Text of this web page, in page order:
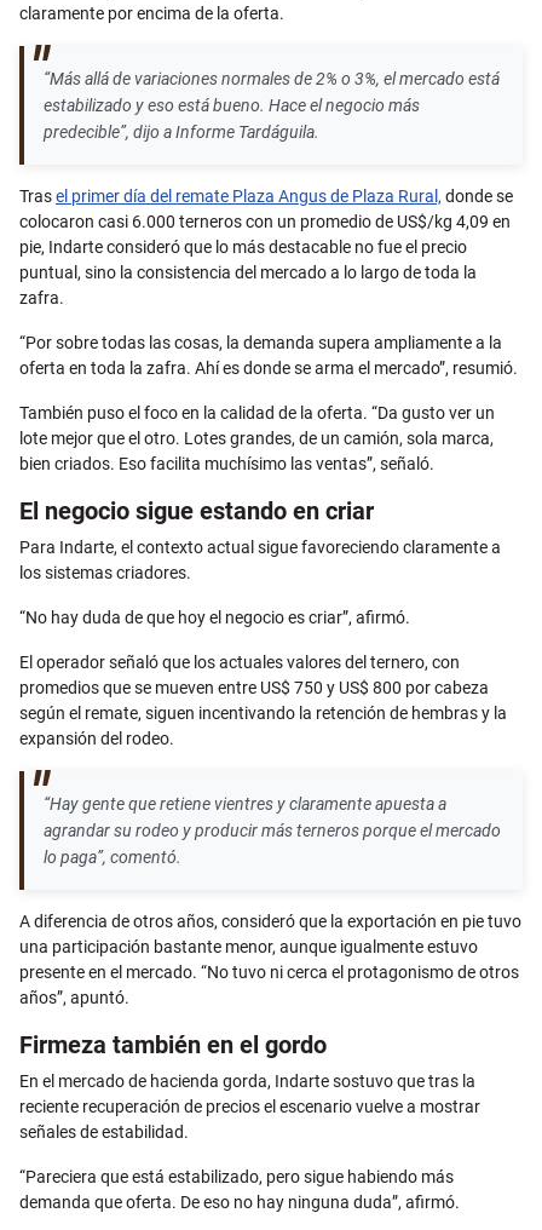
claramente por encima de la oferta.
“Más allá de variaciones normales de 2% o 3%, el mercado está
estabilizado y eso está bueno. Hace el negocio más
predecible”, dijo a Informe Tardáguila.
Trasel primer día del remate Plaza Angus de Plaza Rural, donde se
colocaron casi 6.000 terneros con un promedio de US$/kg 4,09 en
pie, Indarte consideró que lo más destacable no fue el precio
puntual, sino la consistencia del mercado a lo largo de toda la
zafra.
“Por sobre todas las cosas, la demanda supera ampliamente a la
oferta en toda la zafra. Ahí es donde se arma el mercado”, resumió.
También puso el foco en la calidad de la oferta. “Da gusto ver un
lote mejor que el otro. Lotes grandes, de un camión, sola marca,
bien criados. Eso facilita muchísimo las ventas”, señaló.
El negocio sigue estando en criar
Para Indarte, el contexto actual sigue favoreciendo claramente a
los sistemas criadores.
“No hay duda de que hoy el negocio es criar”, afirmó.
El operador señaló que los actuales valores del ternero, con
promedios que se mueven entre US$ 750 y US$ 800 por cabeza
según el remate, siguen incentivando la retención de hembras y la
expansión del rodeo.
“Hay gente que retiene vientres y claramente apuesta a
agrandar su rodeo y producir más terneros porque el mercado
lo paga”, comentó.
A diferencia de otros años, consideró que la exportación en pie tuvo
una participación bastante menor, aunque igualmente estuvo
presente en el mercado. “No tuvo ni cerca el protagonismo de otros
años”, apuntó.
Firmeza también en el gordo
En el mercado de hacienda gorda, Indarte sostuvo que tras la
reciente recuperación de precios el escenario vuelve a mostrar
señales de estabilidad.
“Pareciera que está estabilizado, pero sigue habiendo más
demanda que oferta. De eso no hay ninguna duda”, afirmó.